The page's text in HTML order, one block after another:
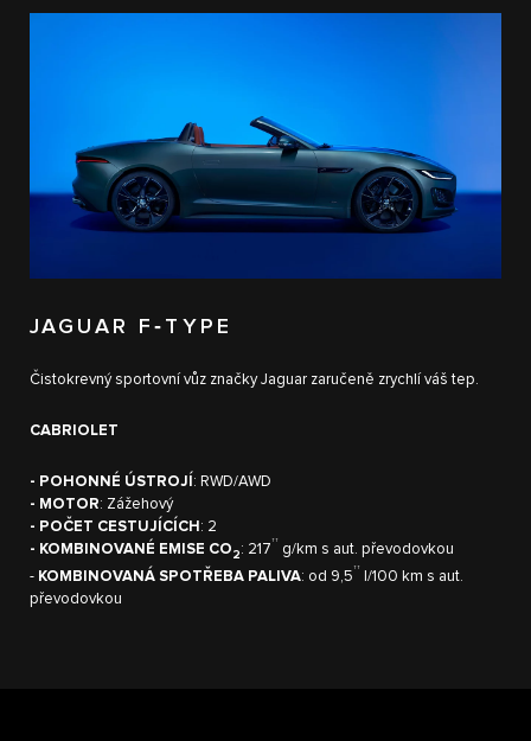
JAGUAR F‑TYPE
Čistokrevný sportovní vůz značky Jaguar zaručeně zrychlí váš tep.
CABRIOLET
- POHONNÉ ÚSTROJÍ : RWD/AWD
- MOTOR: Zážehový
- POČET CESTUJÍCÍCH : 2
- KOMBINOVANÉ EMISE CO 2 : 217†† g/km s aut. převodovkou
- KOMBINOVANÁ SPOTŘEBA PALIVA: od 9,5††
l/100 km s aut.
převodovkou